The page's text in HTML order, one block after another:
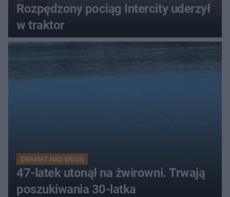
Rozpędzony pociąg Intercity uderzył
w traktor
DRAMAT NAD WODĄ
47-latek utonął na żwirowni. Trwają
poszukiwania 30-latka